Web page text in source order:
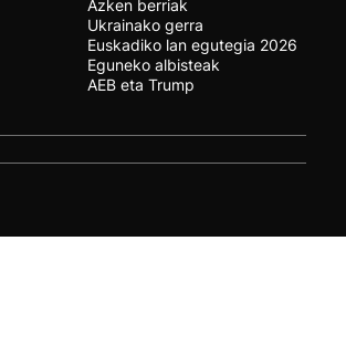
Azken berriak
Ukrainako gerra
Euskadiko lan egutegia 2026
Eguneko albisteak
AEB eta Trump